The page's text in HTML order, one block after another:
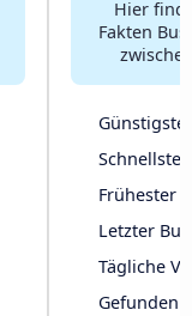
Hier
Fakten
Schnellster
Frühester
Letzter Bus
Tägliche
Gefunden